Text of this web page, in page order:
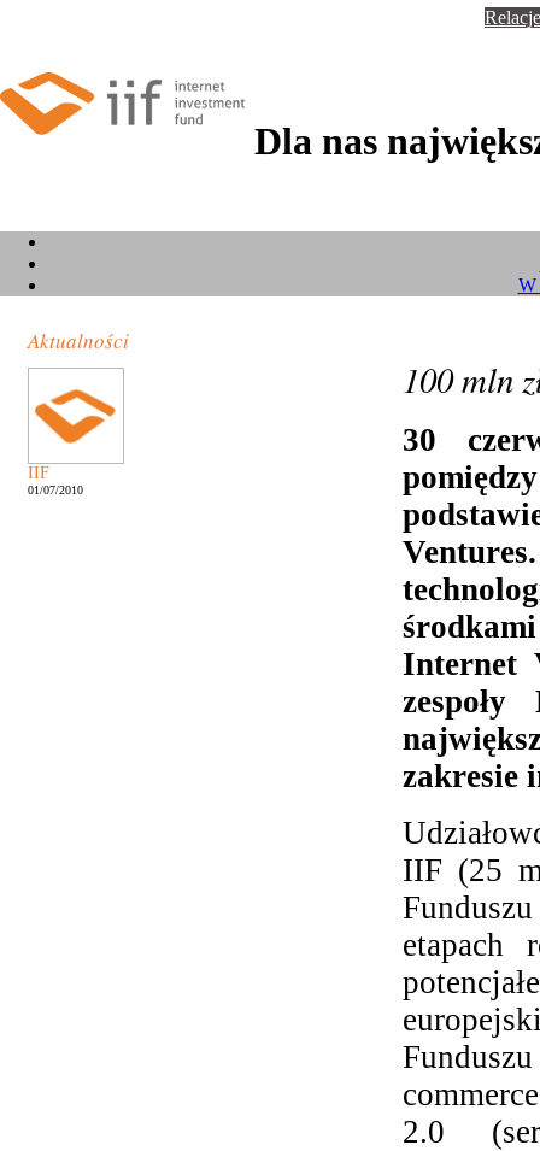
Dla nas
W
Aktualności
IIF
01/07/2010
100 mln
30
Internet
zakresie
IIF (25
etapach
2.0